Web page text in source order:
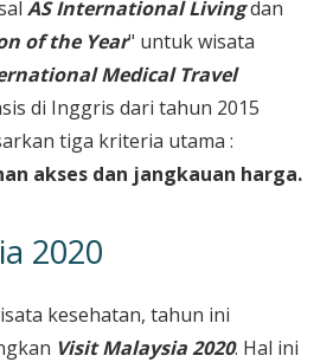
AS International Livingdan
of the Year" untuk wisata
Medical Travel
di Inggris dari tahun 2015
tiga kriteria utama :
akses dan jangkauan harga.
2020
kesehatan, tahun ini
Visit Malaysia 2020. Hal ini